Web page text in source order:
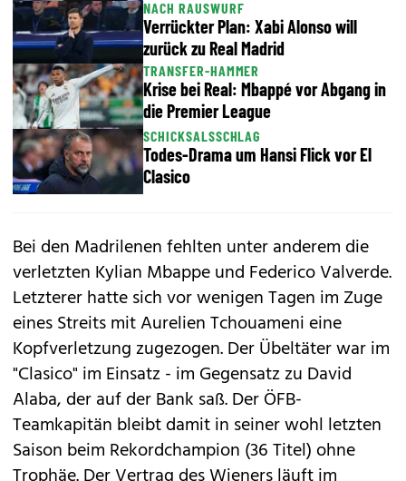
NACH RAUSWURF
Verrückter Plan: Xabi Alonso will
zurück zu Real Madrid
TRANSFER-HAMMER
Krise bei Real: Mbappé vor Abgang in
die Premier League
SCHICKSALSSCHLAG
Todes-Drama um Hansi Flick vor El
Clasico
Bei den Madrilenen fehlten unter anderem die
verletzten Kylian Mbappe und Federico Valverde.
Letzterer hatte sich vor wenigen Tagen im Zuge
eines Streits mit Aurelien Tchouameni eine
Kopfverletzung zugezogen. Der Übeltäter war im
"Clasico" im Einsatz - im Gegensatz zu David
Alaba, der auf der Bank saß. Der ÖFB-
Teamkapitän bleibt damit in seiner wohl letzten
Saison beim Rekordchampion (36 Titel) ohne